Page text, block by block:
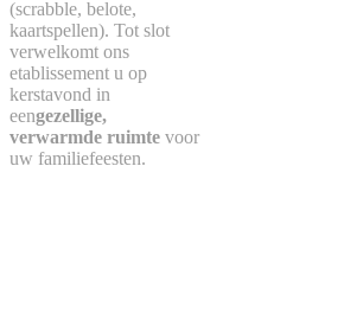
(scrabble, belote,
kaartspellen). Tot slot
verwelkomt ons
etablissement u op
kerstavond in
eengezellige,
verwarmde ruimte voor
uw familiefeesten.